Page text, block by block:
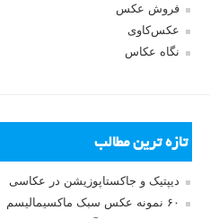
فروش عکس
عکس‌کاوی
نگاه عکاس
تازه ترین مطالب
دیپتیک و جاکستا‌پوزیشن در عکاسی
۶۰ نمونه عکس سبک ماکسیمالیسم